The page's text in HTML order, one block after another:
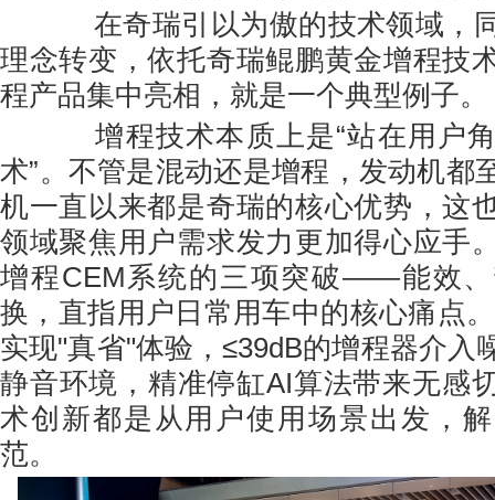
在奇瑞引以为傲的技术领域，
理念转变，依托奇瑞鲲鹏黄金增程技
程产品集中亮相，就是一个典型例子。
增程技术本质上是“站在用户角
术”。不管是混动还是增程，发动机都
机一直以来都是奇瑞的核心优势，这
领域聚焦用户需求发力更加得心应手
增程CEM系统的三项突破——能效
换，直指用户日常用车中的核心痛点
实现"真省"体验，≤39dB的增程器介入
静音环境，精准停缸AI算法带来无感
术创新都是从用户使用场景出发，
范。